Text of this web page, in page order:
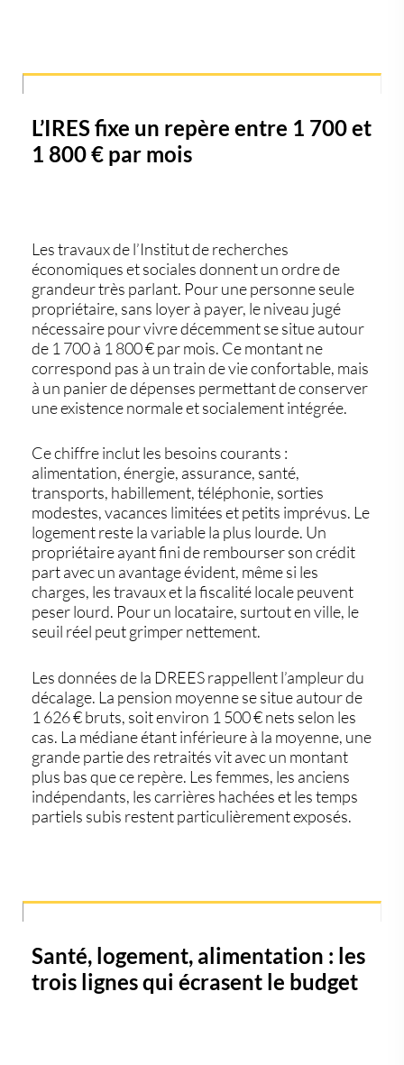
L’IRES fixe un repère entre 1 700 et
1 800 € par mois
Les travaux de l’Institut de recherches
économiques et sociales donnent un ordre de
grandeur très parlant. Pour une personne seule
propriétaire, sans loyer à payer, le niveau jugé
nécessaire pour vivre décemment se situe autour
de 1 700 à 1 800 € par mois. Ce montant ne
correspond pas à un train de vie confortable, mais
à un panier de dépenses permettant de conserver
une existence normale et socialement intégrée.
Ce chiffre inclut les besoins courants :
alimentation, énergie, assurance, santé,
transports, habillement, téléphonie, sorties
modestes, vacances limitées et petits imprévus. Le
logement reste la variable la plus lourde. Un
propriétaire ayant fini de rembourser son crédit
part avec un avantage évident, même si les
charges, les travaux et la fiscalité locale peuvent
peser lourd. Pour un locataire, surtout en ville, le
seuil réel peut grimper nettement.
Les données de la DREES rappellent l’ampleur du
décalage. La pension moyenne se situe autour de
1 626 € bruts, soit environ 1 500 € nets selon les
cas. La médiane étant inférieure à la moyenne, une
grande partie des retraités vit avec un montant
plus bas que ce repère. Les femmes, les anciens
indépendants, les carrières hachées et les temps
partiels subis restent particulièrement exposés.
Santé, logement, alimentation : les
trois lignes qui écrasent le budget